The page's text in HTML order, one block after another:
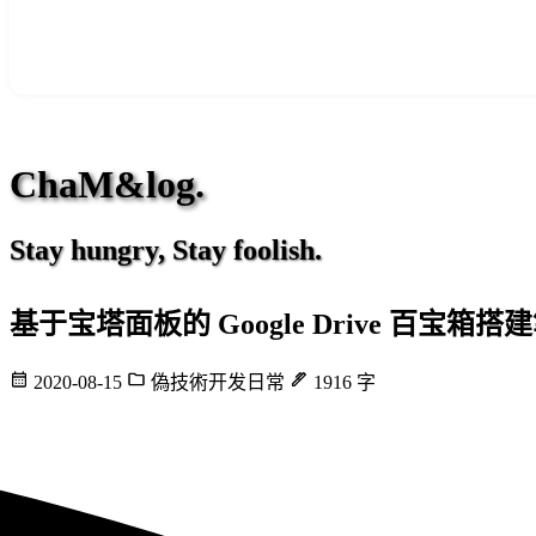
ChaM&log.
Stay hungry, Stay foolish.
基于宝塔面板的 Google Drive 百宝箱搭
2020-08-15 偽技術开发日常 1916 字